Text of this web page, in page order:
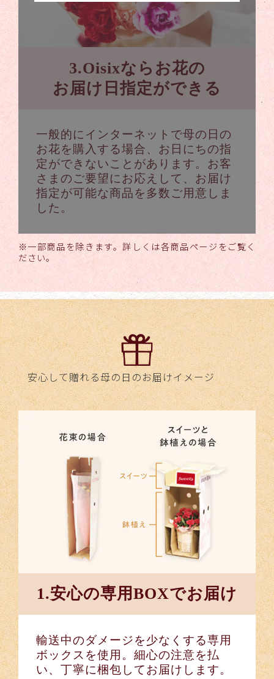
3.Oisixならお花の
お届け日指定ができる
一般的にインターネットで母の日の
お花を購入する場合、お日にちの指
定ができないことがあります。お客
さまのご要望にお応えして、お届け
指定が可能な商品を多数ご用意しま
した。
※一部商品を除きます。詳しくは各商品ページをご覧く
ださい。
安心して贈れる母の日のお届けイメージ
1.安心の専用BOXでお届け
輸送中のダメージを少なくする専用
ボックスを使用。細心の注意を払
い、丁寧に梱包してお届けします。